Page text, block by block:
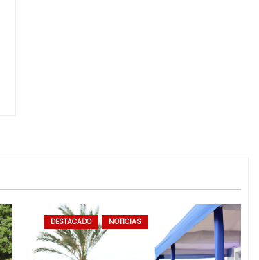
DESTACADO NOTICIAS